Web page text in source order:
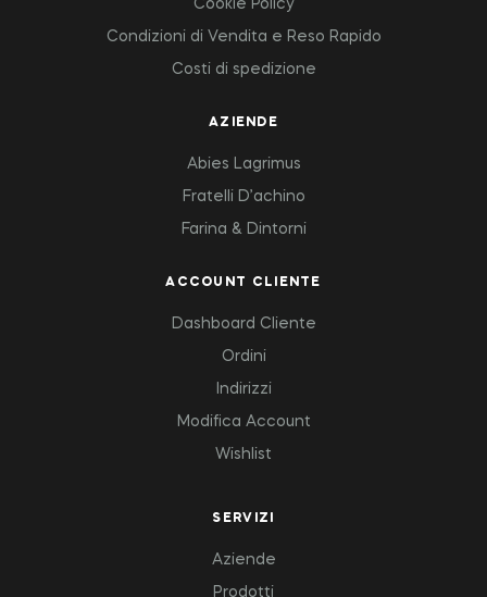
Cookie Policy
Condizioni di Vendita e Reso Rapido
Costi di spedizione
AZIENDE
Abies Lagrimus
Fratelli D’achino
Farina & Dintorni
ACCOUNT CLIENTE
Dashboard Cliente
Ordini
Indirizzi
Modifica Account
Wishlist
SERVIZI
Aziende
Prodotti